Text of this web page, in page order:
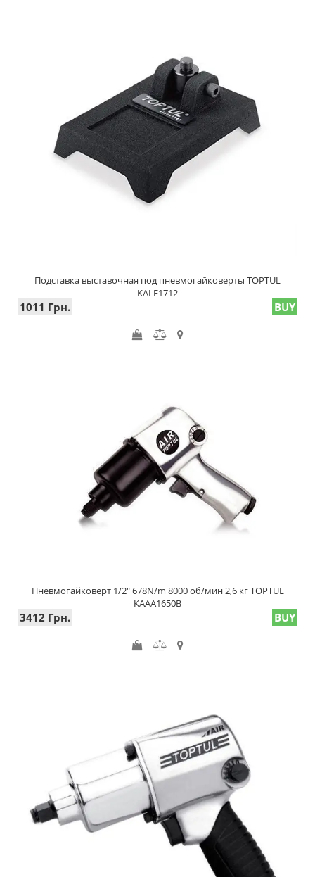
Подставка выставочная под пневмогайковерты TOPTUL
KALF1712
1011 Грн. BUY
Пневмогайковерт 1/2" 678N/m 8000 об/мин 2,6 кг TOPTUL
KAAA1650B
3412 Грн. BUY